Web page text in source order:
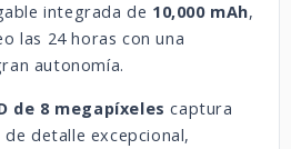
integrada de 10,000 mAh,
las 24 horas con una
autonomía.
de 8 megapíxeles captura
detalle excepcional,